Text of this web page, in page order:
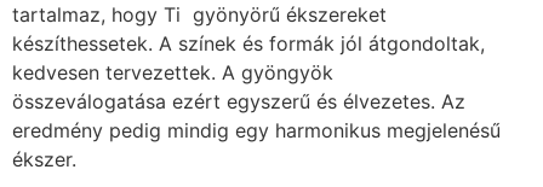
tartalmaz, hogy Ti gyönyörű ékszereket
készíthessetek. A színek és formák jól átgondoltak,
kedvesen tervezettek. A gyöngyök
összeválogatása ezért egyszerű és élvezetes. Az
eredmény pedig mindig egy harmonikus megjelenésű
ékszer.